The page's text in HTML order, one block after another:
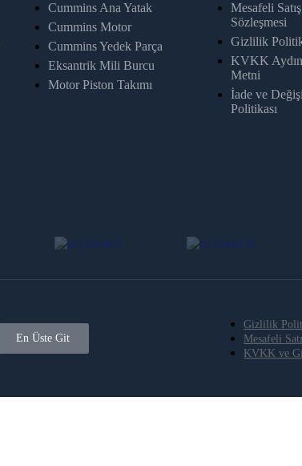
Cummins Ana Yatak
Cummins Motor
Cummins Yedek Parça
Eksantrik Mili Burcu
Motor Piston Takımı
Mesafeli Satış
Sözleşmesi
Gizlilik
KVKK
Metni
İade ve
Politikası
En Üste Git
Gizlilik
Mesafeli
KVKK ve